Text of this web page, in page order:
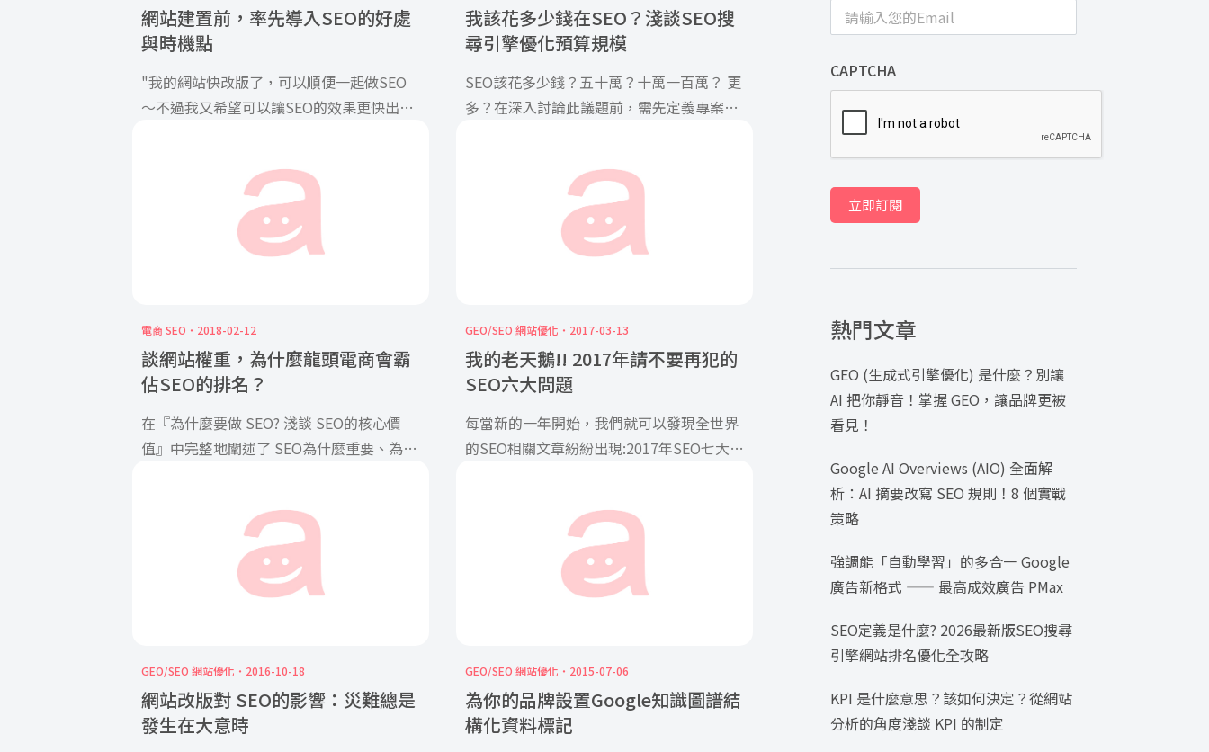
網站建置前，率先導入SEO的好處
與時機點
"我的網站快改版了，可以順便一起做SEO
～不過我又希望可以讓SEO的效果更快出
戶的想法總是這樣的，也是非常合理的，
SEO確實是在網站改版或重新建置的時候導
入是最省時省工的。不過，網站重新建置的
過程裡面，SEO什麼時候參與最好呢？越早
我該花多少錢在SEO？淺談SEO搜
尋引擎優化預算規模
SEO該花多少錢？五十萬？十萬一百萬？ 更
多？在深入討論此議題前，需先定義專案服
在此談的預算規模是一年的專案費用。一個
很簡單的成本公式，一個決定預算規模的公
式如果您廣告的目的是追求成交與網站銷售
額，以下的公式就適用。（點擊量x轉化率x
電商 SEO 2018-02-12
談網站權重，為什麼龍頭電商會霸
佔SEO的排名？
在『為什麼要做 SEO? 淺談 SEO的核心價
值』中完整地闡述了 SEO為什麼重要、為什
GEO/SEO 網站優化 2017-03-13
我的老天鵝!! 2017年請不要再犯的
SEO六大問題
每當新的一年開始，我們就可以發現全世界
的SEO相關文章紛紛出現:2017年SEO七大趨
GEO/SEO 網站優化 2016-10-18
網站改版對 SEO的影響：災難總是
發生在大意時
GEO/SEO 網站優化 2015-07-06
為你的品牌設置Google知識圖譜結
構化資料標記
CAPTCHA
立即訂閱
熱門文章
GEO (生成式引擎優化) 是什麼？別讓
AI 把你靜音！掌握 GEO，讓品牌更被
看見！
Google AI Overviews (AIO) 全面解
析：AI 摘要改寫 SEO 規則！8 個實戰
策略
強調能「自動學習」的多合一 Google
廣告新格式 —— 最高成效廣告 PMax
SEO定義是什麼? 2026最新版SEO搜尋
引擎網站排名優化全攻略
KPI 是什麼意思？該如何決定？從網站
分析的角度淺談 KPI 的制定